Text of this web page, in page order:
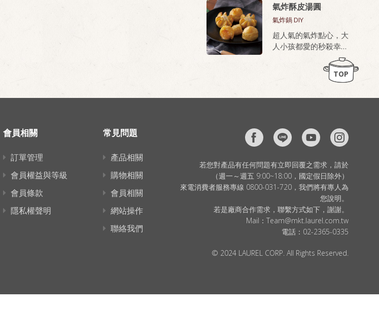
厚，無論油炸或氣炸都
好上手，新手也能做出
餐廳級美味。
桂冠芙蓉豆腐，就是做
老皮嫩肉的秘密武器！
氣炸酥皮湯圓
氣炸鍋 DIY
超人氣的氣炸點心，大
人小孩都愛的秒殺幸福
TOP
會員相關
訂單管理
會員權益與等級
會員條款
隱私權聲明
常見問題
產品相關
購物相關
會員相關
網站操作
聯絡我們
若您對產品有任何問題有立即回覆之需求，請於
（週一～週五 9:00~18:00，國定假日除外）
來電消費者服務專線 0800-031-720，我們將有專人為
您說明。
若是廠商合作需求，聯繫方式如下，謝謝。
Mail： Team@mkt.laurel.com.tw
電話： 02-2365-0335
© 2024 LAUREL CORP. All Rights Reserved.